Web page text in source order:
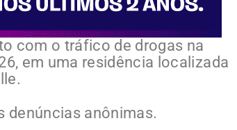
com o tráfico de drogas na
em uma residência localizada
denúncias anônimas.